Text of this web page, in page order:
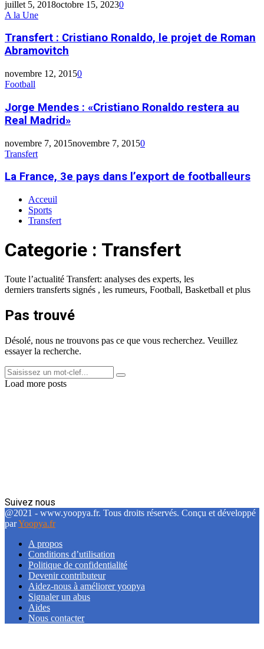
2019,
selon
magazine
allemand
juillet 5, 2018octobre 15, 20230
Transfert
Cristiano
Ronaldo,
le
de
Roman
A la Une
Transfert : Cristiano Ronaldo, le projet de Roman
Abramovitch
novembre 12, 20150
Jorge
«Cristiano
Ronaldo
au
Real
Football
Jorge Mendes : «Cristiano Ronaldo restera au
Real Madrid»
novembre 7, 2015novembre 7, 20150
La
3e
l’export
footballeurs
Transfert
La France, 3e pays dans l’export de footballeurs
France,
dans
l’export
France,
dans
l’export
France,
dans
l’export
Acceuil
Sports
Transfert
Categorie : Transfert
Toute l’actualité Transfert: analyses des experts, les
derniers transferts signés , les rumeurs, Football, Basketball et plus
Pas trouvé
Désolé, nous ne trouvons pas ce que vous recherchez. Veuillez
essayer la recherche.
Search
for:
Search
Load more posts
Suivez nous
Facebook
Twitter
Linkedin
@2021 - www.yoopya.fr. Tous droits réservés. Conçu et développé
parYoopya.fr
A propos
Conditions d’utilisation
Politique de confidentialité
Devenir contributeur
Aidez-nous à améliorer yoopya
Signaler un abus
Aides
Nous contacter